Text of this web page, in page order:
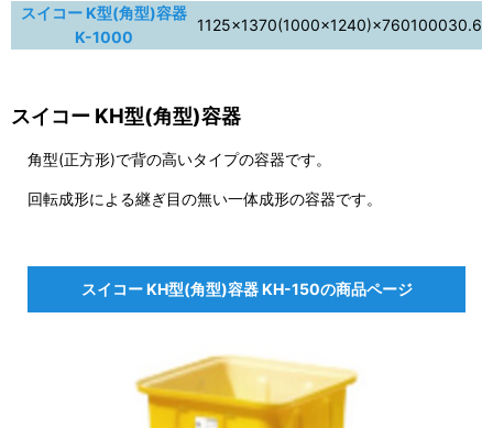
スイコー K型(角型)容器
K-1000
1125×1370(1000×1240)×760100030.6
スイコー KH型(角型)容器
角型(正方形)で背の高いタイプの容器です。
回転成形による継ぎ目の無い一体成形の容器です。
スイコー KH型(角型)容器 KH-150の商品ページ